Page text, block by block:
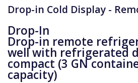
Drop-in Cold Display -
Drop-In
Drop-in remote
well with refrigerated
compact (3 GN
capacity)